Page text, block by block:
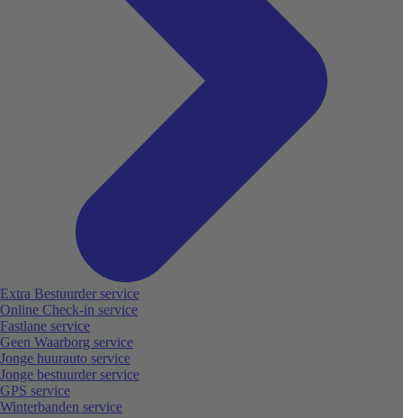
Extra Bestuurder service
Online Check-in service
Fastlane service
Geen Waarborg service
Jonge huurauto service
Jonge bestuurder service
GPS service
Winterbanden service